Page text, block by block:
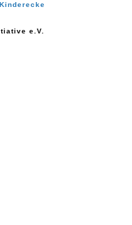
Kinderecke
e.V.